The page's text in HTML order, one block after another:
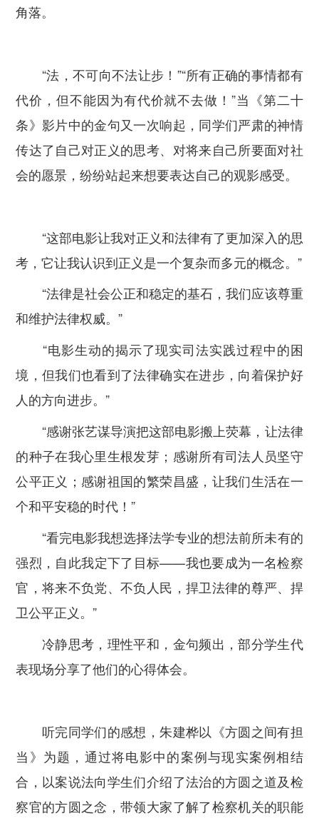
角落。
“法，不可向不法让步！”“所有正确的事情都有
代价，但不能因为有代价就不去做！”当《第二十
条》影片中的金句又一次响起，同学们严肃的神情
传达了自己对正义的思考、对将来自己所要面对社
会的愿景，纷纷站起来想要表达自己的观影感受。
“这部电影让我对正义和法律有了更加深入的思
考，它让我认识到正义是一个复杂而多元的概念。”
“法律是社会公正和稳定的基石，我们应该尊重
和维护法律权威。”
“电影生动的揭示了现实司法实践过程中的困
境，但我们也看到了法律确实在进步，向着保护好
人的方向进步。”
“感谢张艺谋导演把这部电影搬上荧幕，让法律
的种子在我心里生根发芽；感谢所有司法人员坚守
公平正义；感谢祖国的繁荣昌盛，让我们生活在一
个和平安稳的时代！”
“看完电影我想选择法学专业的想法前所未有的
强烈，自此我定下了目标——我也要成为一名检察
官，将来不负党、不负人民，捍卫法律的尊严、捍
卫公平正义。”
冷静思考，理性平和，金句频出，部分学生代
表现场分享了他们的心得体会。
听完同学们的感想，朱建桦以《方圆之间有担
当》为题，通过将电影中的案例与现实案例相结
合，以案说法向学生们介绍了法治的方圆之道及检
察官的方圆之念，带领大家了解了检察机关的职能